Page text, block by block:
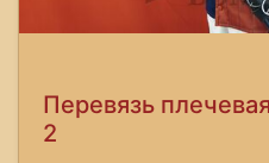
Перевязь
2